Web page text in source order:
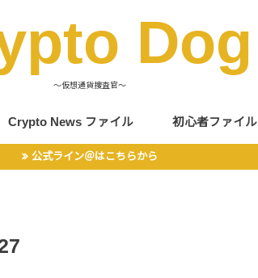
Dog
〜仮想通貨捜査官〜
Crypto News ファイル 初心者ファイル
公式ライン＠はこちらから